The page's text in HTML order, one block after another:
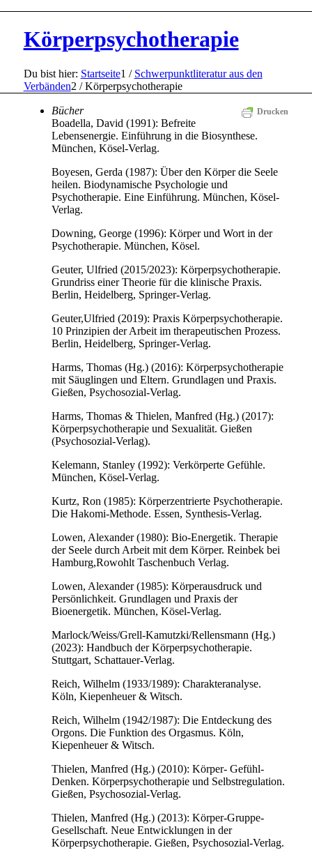
Körperpsychotherapie
Du bist hier: Startseite1 / Schwerpunktliteratur aus den
Verbänden2 / Körperpsychotherapie
Drucken
Bücher
Boadella, David (1991): Befreite
Lebensenergie. Einführung in die Biosynthese.
München, Kösel-Verlag.
Boyesen, Gerda (1987): Über den Körper die Seele
heilen. Biodynamische Psychologie und
Psychotherapie. Eine Einführung. München, Kösel-
Verlag.
Downing, George (1996): Körper und Wort in der
Psychotherapie. München, Kösel.
Geuter, Ulfried (2015/2023): Körperpsychotherapie.
Grundriss einer Theorie für die klinische Praxis.
Berlin, Heidelberg, Springer-Verlag.
Geuter,Ulfried (2019): Praxis Körperpsychotherapie.
10 Prinzipien der Arbeit im therapeutischen Prozess.
Berlin, Heidelberg, Springer-Verlag.
Harms, Thomas (Hg.) (2016): Körperpsychotherapie
mit Säuglingen und Eltern. Grundlagen und Praxis.
Gießen, Psychosozial-Verlag.
Harms, Thomas & Thielen, Manfred (Hg.) (2017):
Körperpsychotherapie und Sexualität. Gießen
(Psychosozial-Verlag).
Kelemann, Stanley (1992): Verkörperte Gefühle.
München, Kösel-Verlag.
Kurtz, Ron (1985): Körperzentrierte Psychotherapie.
Die Hakomi-Methode. Essen, Synthesis-Verlag.
Lowen, Alexander (1980): Bio-Energetik. Therapie
der Seele durch Arbeit mit dem Körper. Reinbek bei
Hamburg,Rowohlt Taschenbuch Verlag.
Lowen, Alexander (1985): Körperausdruck und
Persönlichkeit. Grundlagen und Praxis der
Bioenergetik. München, Kösel-Verlag.
Marlock/Weiss/Grell-Kamutzki/Rellensmann (Hg.)
(2023): Handbuch der Körperpsychotherapie.
Stuttgart, Schattauer-Verlag.
Reich, Wilhelm (1933/1989): Charakteranalyse.
Köln, Kiepenheuer & Witsch.
Reich, Wilhelm (1942/1987): Die Entdeckung des
Orgons. Die Funktion des Orgasmus. Köln,
Kiepenheuer & Witsch.
Thielen, Manfred (Hg.) (2010): Körper- Gefühl-
Denken. Körperpsychotherapie und Selbstregulation.
Gießen, Psychosozial-Verlag.
Thielen, Manfred (Hg.) (2013): Körper-Gruppe-
Gesellschaft. Neue Entwicklungen in der
Körperpsychotherapie. Gießen, Psychosozial-Verlag.